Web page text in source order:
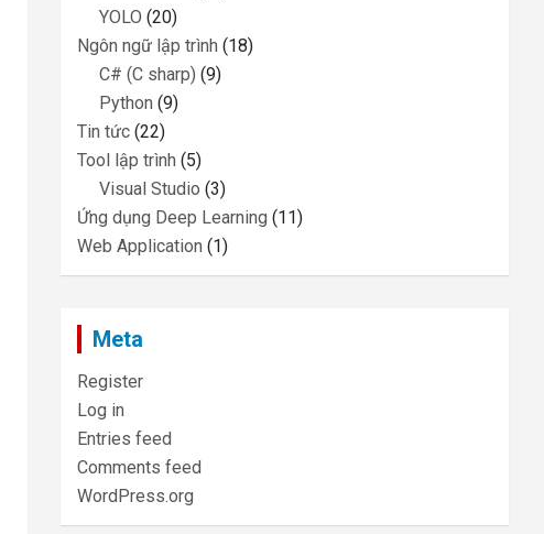
YOLO (20)
Ngôn ngữ lập trình (18)
C# (C sharp) (9)
Python (9)
Tin tức (22)
Tool lập trình (5)
Visual Studio (3)
Ứng dụng Deep Learning (11)
Web Application (1)
Meta
Register
Log in
Entries feed
Comments feed
WordPress.org